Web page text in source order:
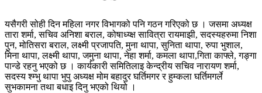
यसैगरी सोही दिन महिला नगर विभागको पनि गठन गरिएको छ । जसमा अध्यक्ष
तारा शर्मा, सचिव अनिशा बराल, कोषाध्य्क्ष सावित्रा रायमाझी, सदस्यहरुमा निशा
पुन, मोतिसरा बराल, लक्ष्मी प्रजापति, मुना थापा, सुनिता थापा, रुपा भुशाल,
मिना थापा, लक्ष्मी थापा, जमुना थापा, नेहा शर्मा, कमला थापा,गिता काफ्ले, गङ्गा
पान्डे रहनु भएको छ । कार्यकारी समितिलाइ केन्द्रीय सचिव नारायण शर्मा,
सदस्य श्म्भु थापा भुपु अध्यक्ष मोम बहादुर घर्तिमगर र हुम्कला घर्तिमगर्ले
सुभकामना तथा बधाइ दिनु भएको थियो ।